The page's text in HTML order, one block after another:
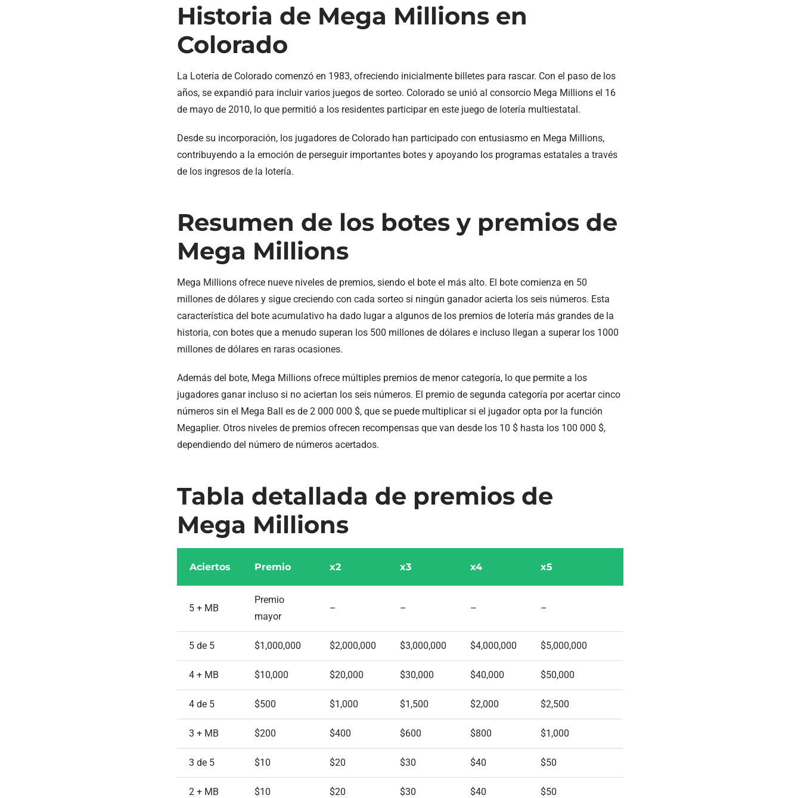
Historia de Mega Millions en
Colorado
La Lotería de Colorado comenzó en 1983, ofreciendo inicialmente billetes para rascar. Con el paso de los
años, se expandió para incluir varios juegos de sorteo. Colorado se unió al consorcio Mega Millions el 16
de mayo de 2010, lo que permitió a los residentes participar en este juego de lotería multiestatal.
Desde su incorporación, los jugadores de Colorado han participado con entusiasmo en Mega Millions,
contribuyendo a la emoción de perseguir importantes botes y apoyando los programas estatales a través
de los ingresos de la lotería.
Resumen de los botes y premios de
Mega Millions
Mega Millions ofrece nueve niveles de premios, siendo el bote el más alto. El bote comienza en 50
millones de dólares y sigue creciendo con cada sorteo si ningún ganador acierta los seis números. Esta
característica del bote acumulativo ha dado lugar a algunos de los premios de lotería más grandes de la
historia, con botes que a menudo superan los 500 millones de dólares e incluso llegan a superar los 1000
millones de dólares en raras ocasiones.
Además del bote, Mega Millions ofrece múltiples premios de menor categoría, lo que permite a los
jugadores ganar incluso si no aciertan los seis números. El premio de segunda categoría por acertar cinco
números sin el Mega Ball es de 2 000 000 $, que se puede multiplicar si el jugador opta por la función
Megaplier. Otros niveles de premios ofrecen recompensas que van desde los 10 $ hasta los 100 000 $,
dependiendo del número de números acertados.
Tabla detallada de premios de
Mega Millions
Aciertos Premio x2 x3 x4 x5
5 + MB
Premio
mayor
– – – –
5 de 5 $1,000,000 $2,000,000 $3,000,000 $4,000,000 $5,000,000
4 + MB $10,000 $20,000 $30,000 $40,000 $50,000
4 de 5 $500 $1,000 $1,500 $2,000 $2,500
3 + MB $200 $400 $600 $800 $1,000
3 de 5 $10 $20 $30 $40 $50
2 + MB $10 $20 $30 $40 $50